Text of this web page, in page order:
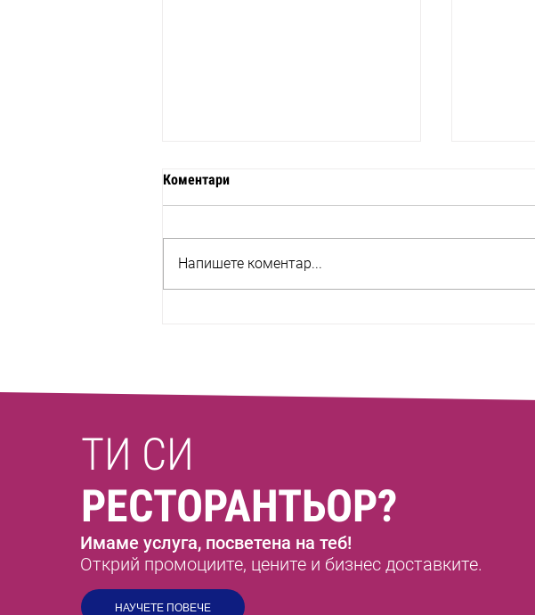
Коментари
Напишете коментар...
ТИ СИ
РЕСТОРАНТЬОР?
Имаме услуга, посветена на теб!
Открий промоциите, цените и бизнес доставките.
НАУЧЕТЕ ПОВЕЧЕ